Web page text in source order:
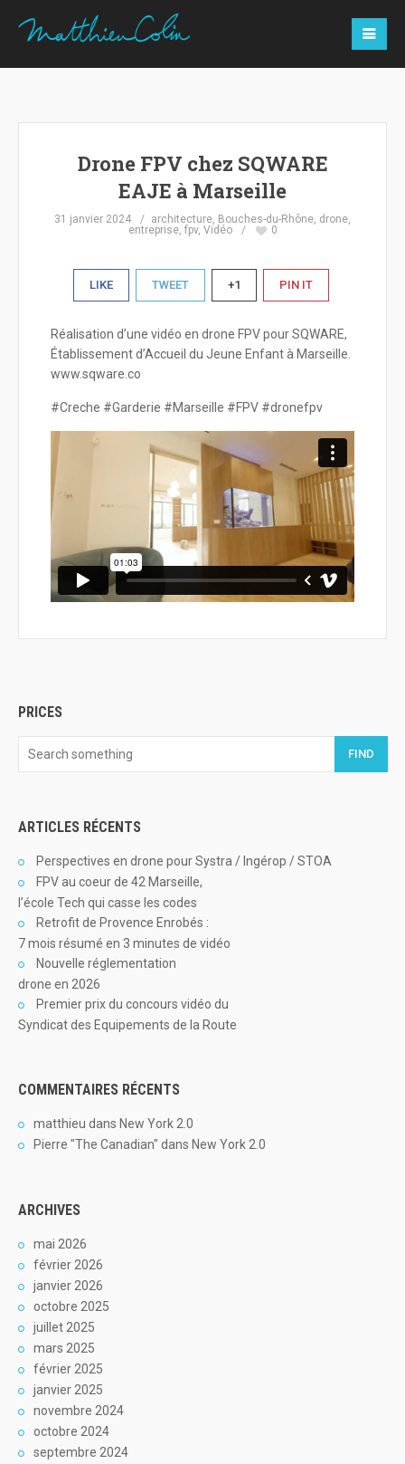
Drone FPV chez SQWARE
EAJE à Marseille
31 janvier 2024 architecture, Bouches-du-Rhône, drone,
entreprise, fpv, Vidéo 0
LIKE TWEET +1 PIN IT
Réalisation d’une vidéo en drone FPV pour SQWARE,
Établissement d’Accueil du Jeune Enfant à Marseille.
www.sqware.co
#Creche #Garderie #Marseille #FPV #dronefpv
PRICES
FIND
ARTICLES RÉCENTS
Perspectives en drone pour Systra / Ingérop / STOA
FPV au coeur de 42 Marseille,
l’école Tech qui casse les codes
Retrofit de Provence Enrobés :
7 mois résumé en 3 minutes de vidéo
Nouvelle réglementation
drone en 2026
Premier prix du concours vidéo du
Syndicat des Equipements de la Route
COMMENTAIRES RÉCENTS
matthieu dans New York 2.0
Pierre "The Canadian" dans New York 2.0
ARCHIVES
mai 2026
février 2026
janvier 2026
octobre 2025
juillet 2025
mars 2025
février 2025
janvier 2025
novembre 2024
octobre 2024
septembre 2024